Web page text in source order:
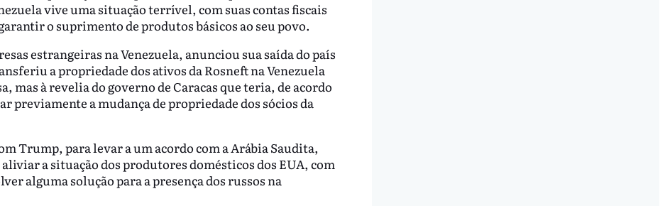
vive uma situação terrível, com suas contas fiscais
o suprimento de produtos básicos ao seu povo.
estrangeiras na Venezuela, anunciou sua saída do país
a propriedade dos ativos da Rosneft na Venezuela
mas à revelia do governo de Caracas que teria, de acordo
previamente a mudança de propriedade dos sócios da
Trump, para levar a um acordo com a Arábia Saudita,
a situação dos produtores domésticos dos EUA, com
alguma solução para a presença dos russos na